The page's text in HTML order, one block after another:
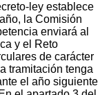
ley establece
la Comisión
enviará al
y el Reto
de carácter
tramitación tenga
el año siguiente